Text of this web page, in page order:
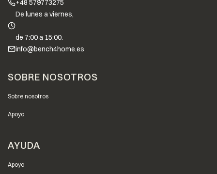
+48 579773275
De lunes a viernes,
de 7:00 a 15:00.
info@bench4home.es
Menú de pie de página
SOBRE NOSOTROS
Sobre nosotros
Apoyo
AYUDA
Apoyo